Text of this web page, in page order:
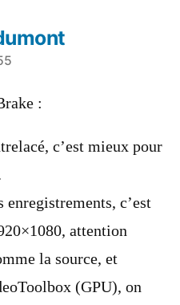
:
c’est mieux pour
enregistrements, c’est
attention
la source, et
(GPU), on